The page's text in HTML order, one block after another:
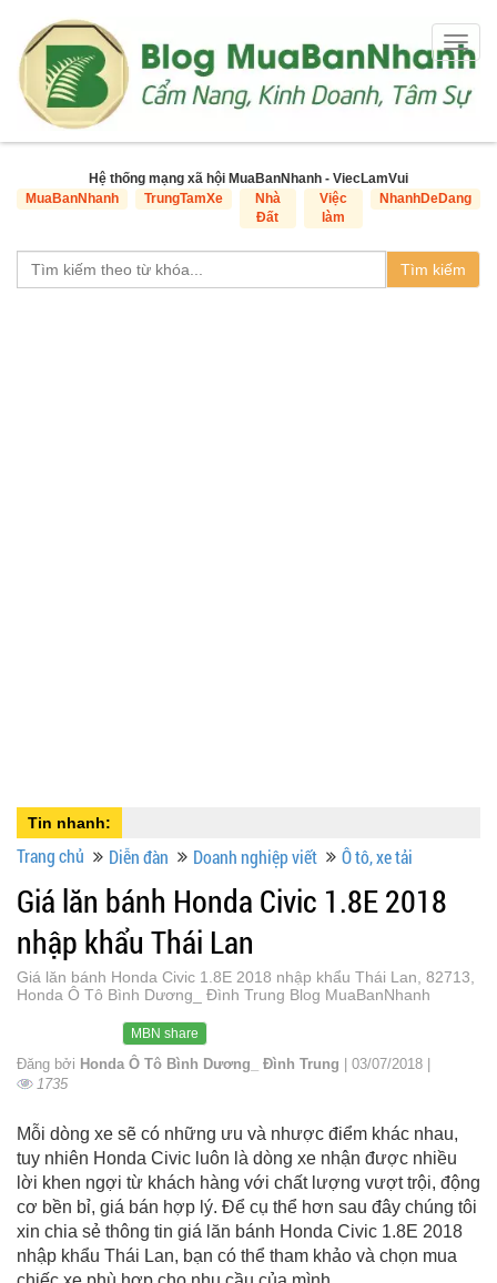
Hệ thống mạng xã hội MuaBanNhanh - ViecLamVui
MuaBanNhanh
TrungTamXe
Nhà
Đất
Việc
làm
NhanhDeDang
Tìm kiếm
Tin nhanh:
Trang chủ Diễn đàn Doanh nghiệp viết Ô tô, xe tải
Giá lăn bánh Honda Civic 1.8E 2018
nhập khẩu Thái Lan
Giá lăn bánh Honda Civic 1.8E 2018 nhập khẩu Thái Lan, 82713,
Honda Ô Tô Bình Dương_ Đình Trung Blog MuaBanNhanh
MBN share
Đăng bởi Honda Ô Tô Bình Dương_ Đình Trung | 03/07/2018 |
1735
Mỗi dòng xe sẽ có những ưu và nhược điểm khác nhau,
tuy nhiên Honda Civic luôn là dòng xe nhận được nhiều
lời khen ngợi từ khách hàng với chất lượng vượt trội, động
cơ bền bỉ, giá bán hợp lý. Để cụ thể hơn sau đây chúng tôi
xin chia sẻ thông tin giá lăn bánh Honda Civic 1.8E 2018
nhập khẩu Thái Lan, bạn có thể tham khảo và chọn mua